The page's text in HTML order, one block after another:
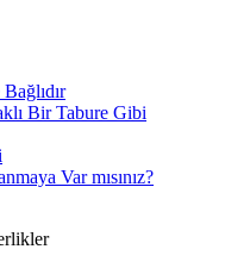
Bir Tabure Gibi
Var mısınız?